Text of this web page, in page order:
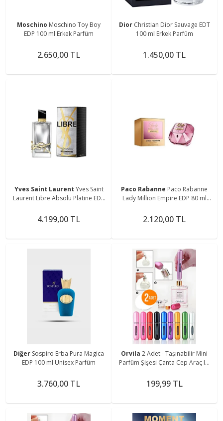
Moschino Moschino Toy Boy
EDP 100 ml Erkek Parfüm
2.650,00 TL
Dior Christian Dior Sauvage EDT
100 ml Erkek Parfüm
1.450,00 TL
Yves Saint Laurent Yves Saint
Laurent Libre Absolu Platine EDP
4.199,00 TL
Paco Rabanne Paco Rabanne
Lady Million Empire EDP 80 ml
2.120,00 TL
Diğer Sospiro Erba Pura Magica
EDP 100 ml Unisex Parfüm
3.760,00 TL
Orvila 2 Adet - Taşınabilir Mini
Parfüm Şişesi Çanta Cep Araç Içi
199,99 TL